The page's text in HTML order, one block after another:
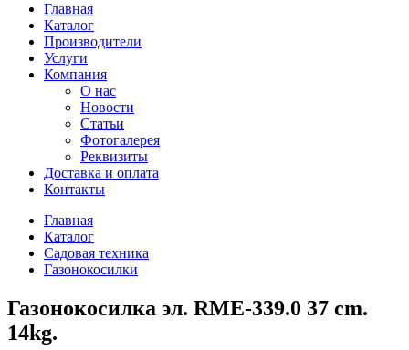
Главная
Каталог
Производители
Услуги
Компания
О нас
Новости
Статьи
Фотогалерея
Реквизиты
Доставка и оплата
Контакты
Главная
Каталог
Садовая техника
Газонокосилки
Газонокосилка эл. RМЕ-339.0 37 cm.
14kg.